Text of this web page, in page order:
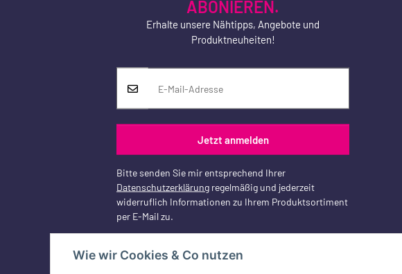
Wie wir Cookies & Co nutzen
ABONIEREN.
Erhalte unsere Nähtipps, Angebote und
Produktneuheiten!
Jetzt anmelden
Bitte senden Sie mir entsprechend Ihrer
Datenschutzerklärung regelmäßig und jederzeit
widerruflich Informationen zu Ihrem Produktsortiment
per E-Mail zu.